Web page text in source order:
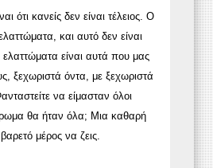
ότι κανείς δεν είναι τέλειος. Ο
και αυτό δεν είναι
είναι αυτά που μας
ξεχωριστά όντα, με ξεχωριστά
να είμασταν όλοι
θα ήταν όλα; Μια καθαρή
μέρος να ζεις.